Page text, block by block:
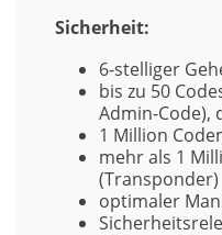
Sicherheit:
6-stelliger
bis zu 50
Admin-Code),
1 Million
mehr als 1
(Transponder)
optimaler